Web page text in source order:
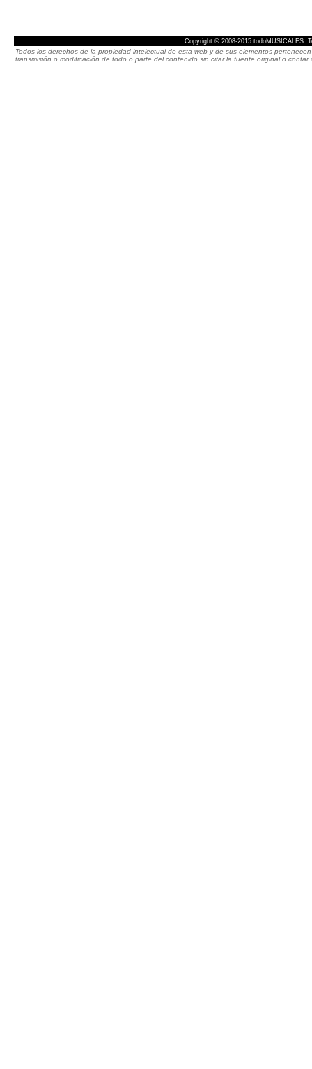
Copyright © 2008-2015 todoMUSICALES.
Todos los derechos de la propiedad intelectual de esta web y de sus elementos
transmisión o modificación de todo o parte del contenido sin citar la fuente original o